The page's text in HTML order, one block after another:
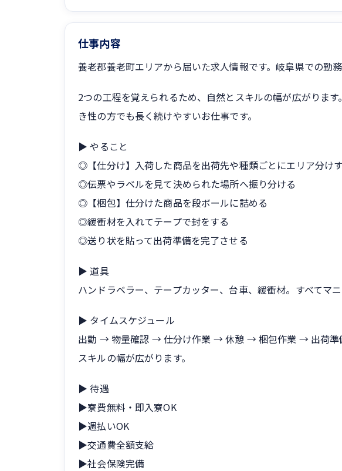
仕事内容
養老郡養老町エリアから届いた求人情報です。岐阜県での勤務
2つの工程を覚えられるため、自然とスキルの幅が広がりま
き性の方でも長く続けやすいお仕事です。
▶ やること
◎【仕分け】入荷した商品を出荷先や種類ごとにエリア分け
◎伝票やラベルを見て決められた場所へ振り分ける
◎【梱包】仕分けた商品を段ボールに詰める
◎緩衝材を入れてテープで封をする
◎送り状を貼って出荷準備を完了させる
▶ 道具
ハンドラベラー、テープカッター、台車、緩衝材。すべてマ
▶ タイムスケジュール
出勤 → 物量確認 → 仕分け作業 → 休憩 → 梱包作業 → 出荷
スキルの幅が広がります。
▶ 待遇
▶寮費無料・即入寮OK
▶週払いOK
▶交通費全額支給
▶社会保険完備